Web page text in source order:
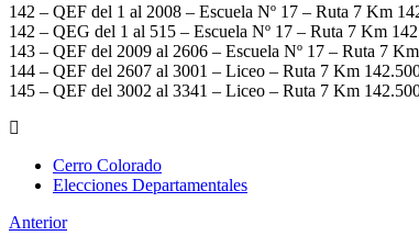
142 – QEF del 1 al 2008 – Escuela Nº 17 – Ruta 7 Km
142 – QEG del 1 al 515 – Escuela Nº 17 – Ruta 7 Km
143 – QEF del 2009 al 2606 – Escuela Nº 17 – Ruta 7
144 – QEF del 2607 al 3001 – Liceo – Ruta 7 Km
145 – QEF del 3002 al 3341 – Liceo – Ruta 7 Km
Cerro Colorado
Elecciones Departamentales
Anterior